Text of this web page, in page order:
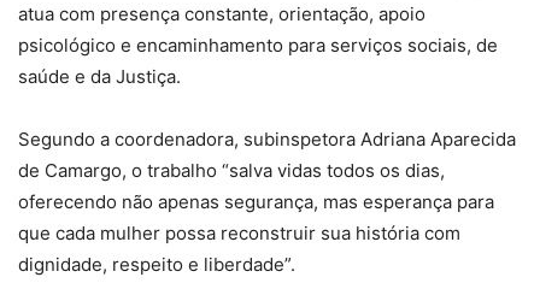
atua com presença constante, orientação, apoio
psicológico e encaminhamento para serviços sociais, de
saúde e da Justiça.
Segundo a coordenadora, subinspetora Adriana Aparecida
de Camargo, o trabalho “salva vidas todos os dias,
oferecendo não apenas segurança, mas esperança para
que cada mulher possa reconstruir sua história com
dignidade, respeito e liberdade”.